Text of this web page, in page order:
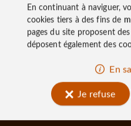
À
aux
En continuant à naviguer,
cookies tiers à des fins de
pages du site proposent des
déposent également des
En
Je refuse